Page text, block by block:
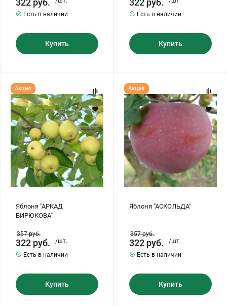
322 руб.
Есть в наличии
Купить
322 руб.
Есть в наличии
Купить
Яблоня
"АРКАД
БИРЮКОВА"
Яблоня "АРКАД
БИРЮКОВА"
Акция
357руб.
322 руб.
/шт.
Есть в наличии
Купить
Яблоня
"АСКОЛЬДА"
Яблоня "АСКОЛЬДА"
Акция
357руб.
322 руб.
/шт.
Есть в наличии
Купить